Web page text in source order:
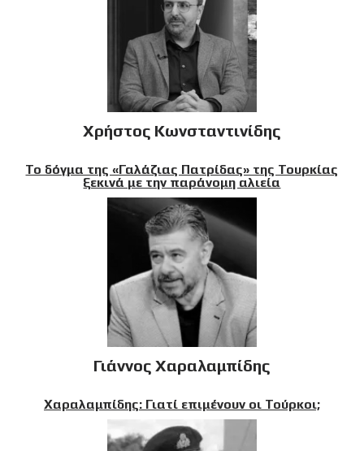
Χρήστος Κωνσταντινίδης
Το δόγμα της «Γαλάζιας Πατρίδας» της Τουρκίας
ξεκινά με την παράνομη αλιεία
Γιάννος Χαραλαμπίδης
Χαραλαμπίδης: Γιατί επιμένουν οι Τούρκοι;